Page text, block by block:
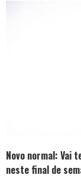
Novo normal: Vai
neste final de